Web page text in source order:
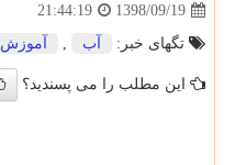
1398/09/19
21:44:19
تگهای خبر:
آب , آموزش
این مطلب را می پسندید؟